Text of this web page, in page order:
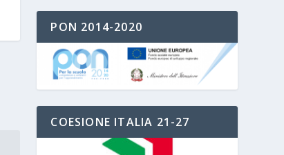
PON 2014-2020
COESIONE ITALIA 21-27